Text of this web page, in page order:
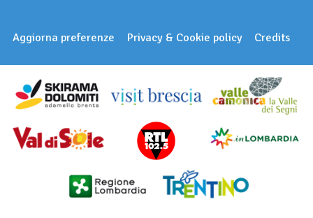
Aggiorna preferenze Privacy & Cookie policy Credits